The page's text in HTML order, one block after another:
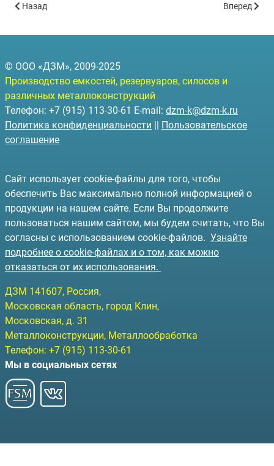
Предыдущий: Отгрузка партии резервуаров для
Назад Следующий:
Вперед
© ООО «ДЗМ», 2009-2025
Производство емкостей, резервуаров, силосов и
различных металлоконструкций
Телефон: +7 (915) 113-30-61 E-mail: dzm-k@dzm-k.ru
Политика конфиденциальности || Пользовательское
соглашение
Сайт использует cookie-файлы для того, чтобы
обеспечить Вас максимально полной информацией о
продукции на нашем сайте. Если Вы продолжите
пользоваться нашим сайтом, мы будем считать, что Вы
согласны с использованием cookie-файлов. Узнайте
подробнее о cookie-файлах и о том, как можно
отказаться от их использования.
ДЗМ 141607, Россия,
Московская область, город Клин,
Московская, д. 31
Металлоконструкции, Металлообработка
Телефон: +7 (915) 113-30-61
Мы в социальных сетях